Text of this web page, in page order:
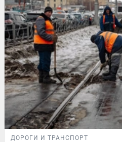
ДОРОГИ И ТРАНСПОРТ